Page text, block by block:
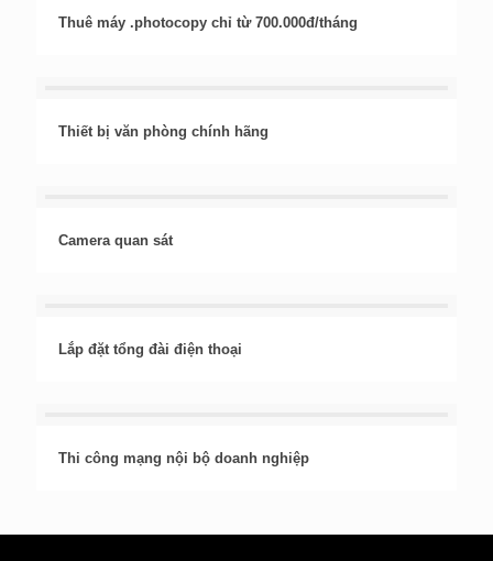
Thuê máy .photocopy chỉ từ 700.000đ/tháng
Thiết bị văn phòng chính hãng
Camera quan sát
Lắp đặt tổng đài điện thoại
Thi công mạng nội bộ doanh nghiệp